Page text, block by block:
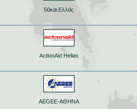
50και Ελλάς
ActionAid Hellas
AEGEE-ΑΘΗΝΑ